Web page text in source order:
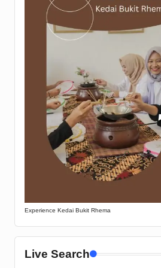
Experience Kedai Bukit Rhema
Live Search